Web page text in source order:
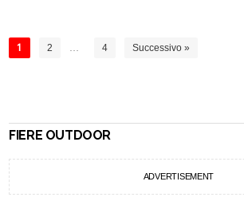
1 2 … 4 Successivo »
FIERE OUTDOOR
ADVERTISEMENT